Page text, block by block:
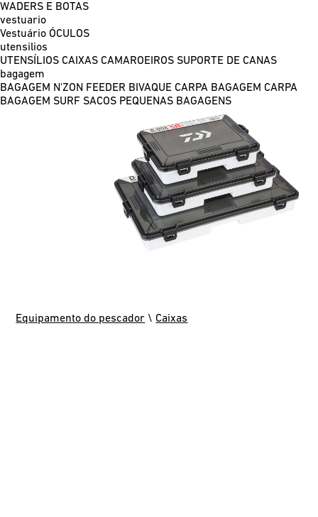
WADERS E BOTAS
vestuario
Vestuário ÓCULOS
utensilios
UTENSÍLIOS CAIXAS CAMAROEIROS SUPORTE DE CANAS
bagagem
BAGAGEM N'ZON FEEDER BIVAQUE CARPA BAGAGEM CARPA
BAGAGEM SURF SACOS PEQUENAS BAGAGENS
Equipamento do pescador \ Caixas